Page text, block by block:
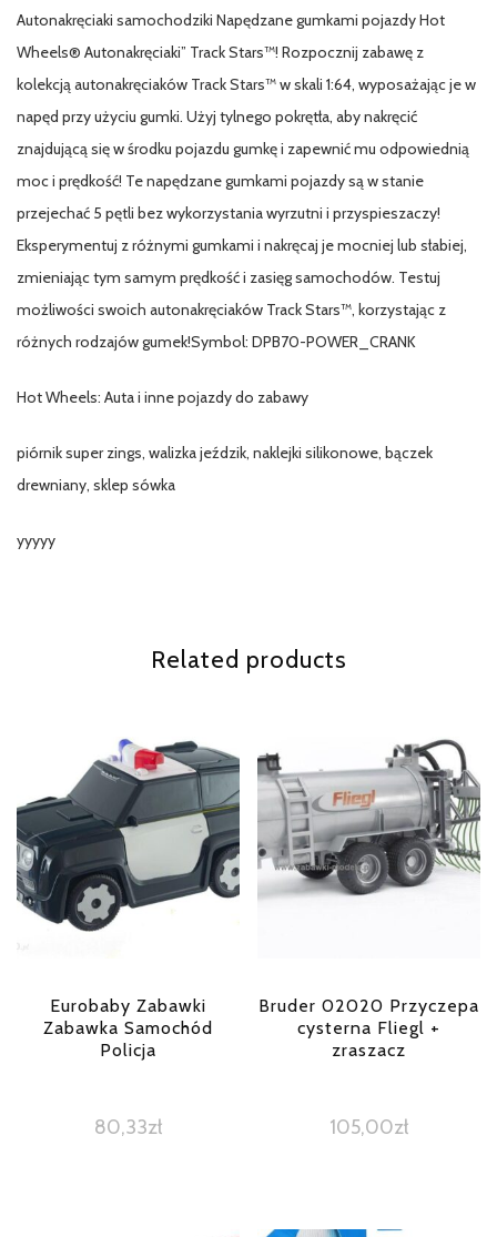
Autonakręciaki samochodziki Napędzane gumkami pojazdy Hot
Wheels® Autonakręciaki” Track Stars™! Rozpocznij zabawę z
kolekcją autonakręciaków Track Stars™ w skali 1:64, wyposażając je w
napęd przy użyciu gumki. Użyj tylnego pokrętła, aby nakręcić
znajdującą się w środku pojazdu gumkę i zapewnić mu odpowiednią
moc i prędkość! Te napędzane gumkami pojazdy są w stanie
przejechać 5 pętli bez wykorzystania wyrzutni i przyspieszaczy!
Eksperymentuj z różnymi gumkami i nakręcaj je mocniej lub słabiej,
zmieniając tym samym prędkość i zasięg samochodów. Testuj
możliwości swoich autonakręciaków Track Stars™, korzystając z
różnych rodzajów gumek!Symbol: DPB70-POWER_CRANK
Hot Wheels: Auta i inne pojazdy do zabawy
piórnik super zings, walizka jeździk, naklejki silikonowe, bączek
drewniany, sklep sówka
yyyyy
Related products
Eurobaby Zabawki
Zabawka Samochód
Policja
80,33zł
Bruder 02020 Przyczepa
cysterna Fliegl +
zraszacz
105,00zł